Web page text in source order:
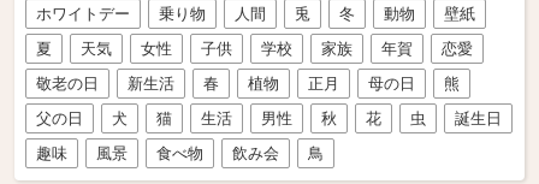
ホワイトデー
乗り物 人間 兎 冬 動物
壁紙
夏
天気 女性 子供 学校 家族 年賀
恋愛
敬老の日
新生活 春 植物 正月 母の日
熊
父の日
犬 猫 生活 男性 秋 花 虫
誕生日
趣味
風景 食べ物 飲み会 鳥